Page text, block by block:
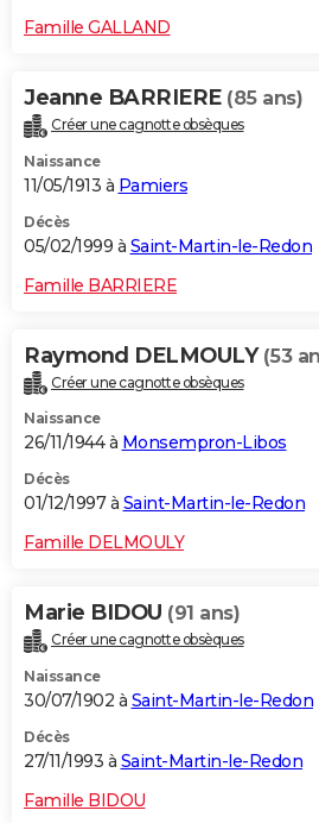
Famille GALLAND
Jeanne BARRIERE (85 ans)
Créer une cagnotte obsèques
Naissance
11/05/1913 à Pamiers
Décès
05/02/1999 à Saint-Martin-le-Redon
Famille BARRIERE
Raymond DELMOULY (53
Créer une cagnotte obsèques
Naissance
26/11/1944 à Monsempron-Libos
Décès
01/12/1997 à Saint-Martin-le-Redon
Famille DELMOULY
Marie BIDOU (91 ans)
Créer une cagnotte obsèques
Naissance
30/07/1902 à Saint-Martin-le-Redon
Décès
27/11/1993 à Saint-Martin-le-Redon
Famille BIDOU